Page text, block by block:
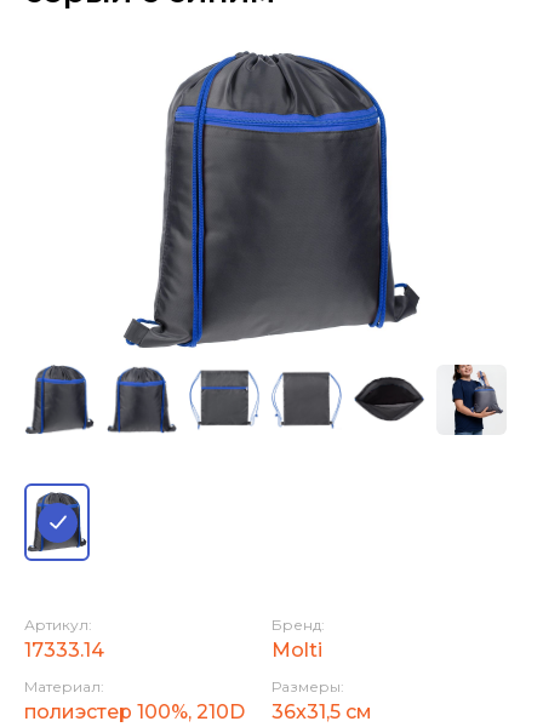
Артикул:
17333.14
Бренд:
Molti
Материал:
полиэстер 100%, 210D
Размеры:
36x31,5 см